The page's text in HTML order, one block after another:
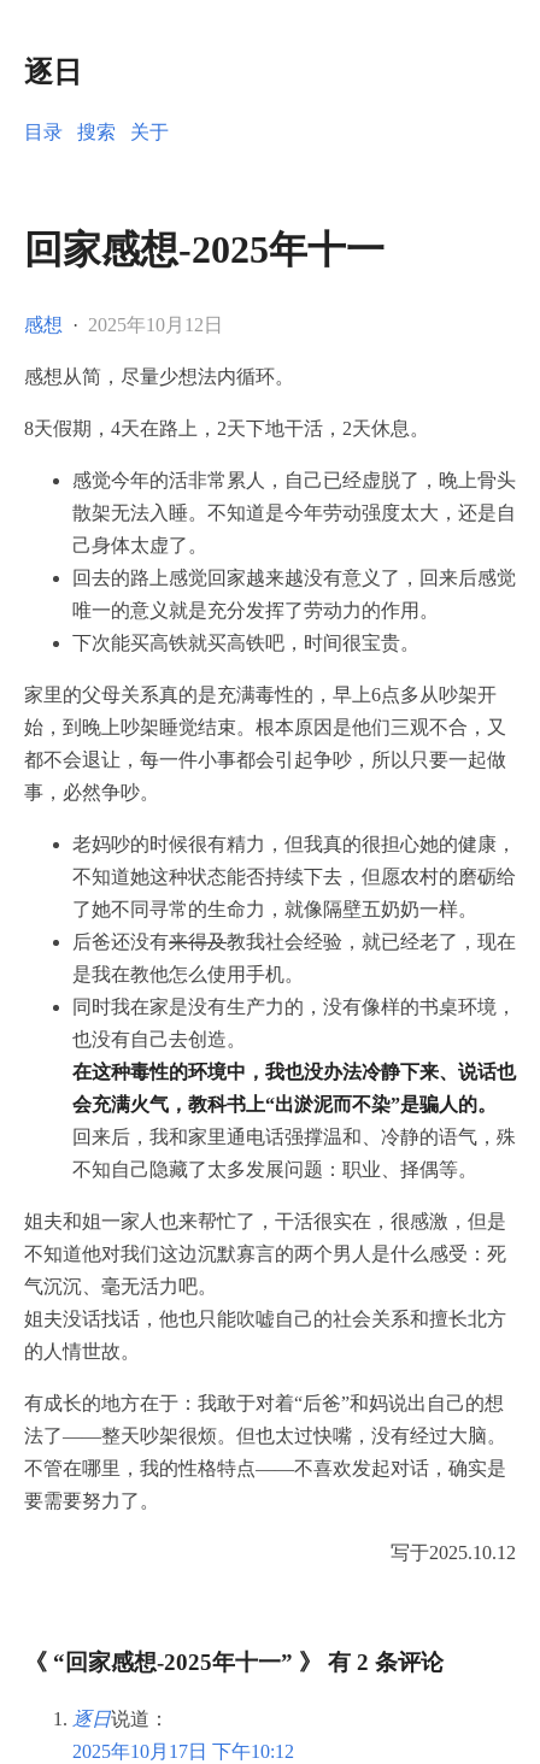
逐日
目录 搜索 关于
回家感想-2025年十一
感想 · 2025年10月12日
感想从简，尽量少想法内循环。
8天假期，4天在路上，2天下地干活，2天休息。
感觉今年的活非常累人，自己已经虚脱了，晚上骨头
散架无法入睡。不知道是今年劳动强度太大，还是自
己身体太虚了。
回去的路上感觉回家越来越没有意义了，回来后感觉
唯一的意义就是充分发挥了劳动力的作用。
下次能买高铁就买高铁吧，时间很宝贵。
家里的父母关系真的是充满毒性的，早上6点多从吵架开
始，到晚上吵架睡觉结束。根本原因是他们三观不合，又
都不会退让，每一件小事都会引起争吵，所以只要一起做
事，必然争吵。
老妈吵的时候很有精力，但我真的很担心她的健康，
不知道她这种状态能否持续下去，但愿农村的磨砺给
了她不同寻常的生命力，就像隔壁五奶奶一样。
后爸还没有来得及​教我社会经验，就已经老了，现在
是我在教他怎么使用手机。
同时我在家是没有生产力的，没有像样的书桌环境，
也没有自己去创造。
在这种毒性的环境中，我也没办法冷静下来、说话也
会充满火气，教科书上“出淤泥而不染”是骗人的。
回来后，我和家里通电话强撑温和、冷静的语气，殊
不知自己隐藏了太多发展问题：职业、择偶等。
姐夫和姐一家人也来帮忙了，干活很实在，很感激，但是
不知道他对我们这边沉默寡言的两个男人是什么感受：死
气沉沉、毫无活力吧。
姐夫没话找话，他也只能吹嘘自己的社会关系和擅长北方
的人情世故。
有成长的地方在于：我敢于对着“后爸”和妈说出自己的想
法了——整天吵架很烦。但也太过快嘴，没有经过大脑。
不管在哪里，我的性格特点——不喜欢发起对话，确实是
要需要努力了。
写于2025.10.12
《 “回家感想-2025年十一” 》 有 2 条评论
逐日说道：
2025年10月17日 下午10:12